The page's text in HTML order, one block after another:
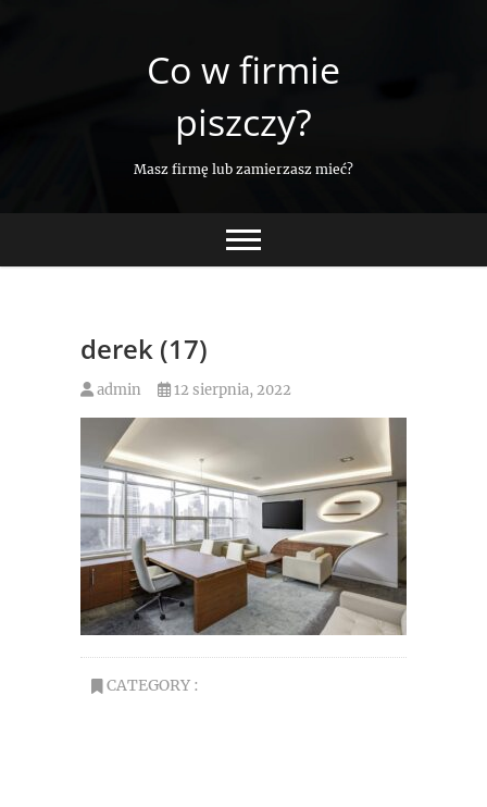
Co w firmie
piszczy?
Masz firmę lub zamierzasz mieć?
derek (17)
admin 12 sierpnia, 2022
CATEGORY :